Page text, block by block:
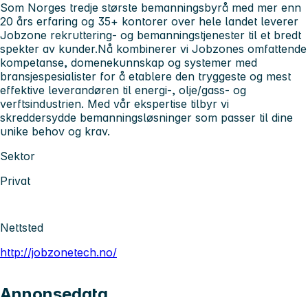
Som Norges tredje største bemanningsbyrå med mer enn
20 års erfaring og 35+ kontorer over hele landet leverer
Jobzone rekruttering- og bemanningstjenester til et bredt
spekter av kunder.Nå kombinerer vi Jobzones omfattende
kompetanse, domenekunnskap og systemer med
bransjespesialister for å etablere den tryggeste og mest
effektive leverandøren til energi-, olje/gass- og
verftsindustrien. Med vår ekspertise tilbyr vi
skreddersydde bemanningsløsninger som passer til dine
unike behov og krav.
Sektor
Privat
Nettsted
http://jobzonetech.no/